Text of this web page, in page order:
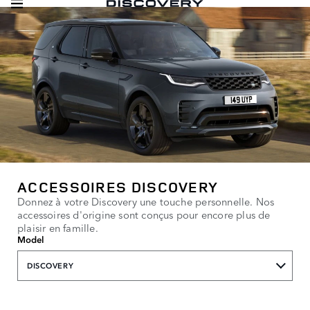
ACCESSOIRES DISCOVERY
Donnez à votre Discovery une touche personnelle. Nos
accessoires d'origine sont conçus pour encore plus de
plaisir en famille.
Model
DISCOVERY